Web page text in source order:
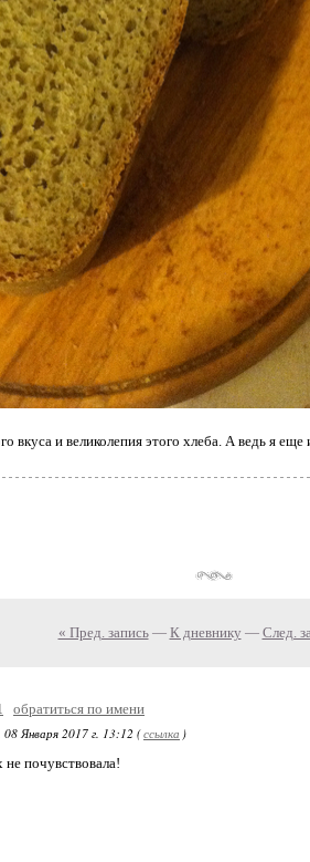
вкуса и великолепия этого хлеба. А ведь я еще
« Пред. запись— К дневнику — След.
обратиться по имени
08 Января 2017 г. 13:12 (ссылка )
не почувствовала!